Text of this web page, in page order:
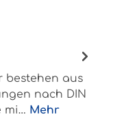
bestehen aus
nach DIN
mi… Mehr